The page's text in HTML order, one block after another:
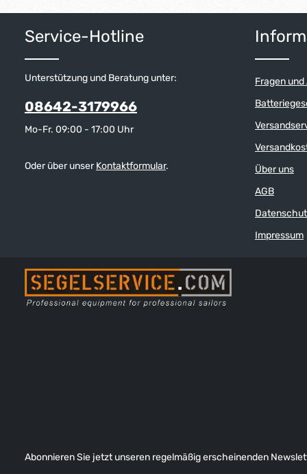
sich Schoten, Strecker oder andere Leinen
verhaken. Nebenbei schützt es effektiv vor
sehr dehnfähig, sodass es keiner
unterschiedlichen Größen bedarf. Das
Brand-Overtop ist bedruckbar und eignet
perfekt als Werbeträger.
sich Schoten,
verhaken.
sehr
Brand-
sich, da es ja
perfekt als
Service-Hotline
Unterstützung und Beratung unter:
08642-3179966
Mo-Fr. 09:00 - 17:00 Uhr
Oder über unserKontaktformular.
Fragen
Über uns
AGB
Impressum
Abonnieren Sie jetzt unseren regelmäßig erscheinenden